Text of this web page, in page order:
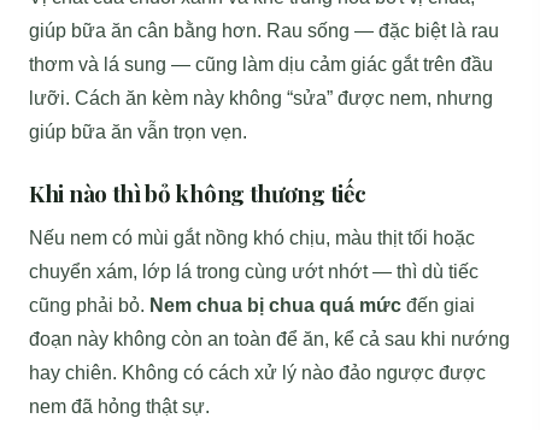
giúp bữa ăn cân bằng hơn. Rau sống — đặc biệt là rau
thơm và lá sung — cũng làm dịu cảm giác gắt trên đầu
lưỡi. Cách ăn kèm này không “sửa” được nem, nhưng
giúp bữa ăn vẫn trọn vẹn.
Khi nào thì bỏ không thương tiếc
Nếu nem có mùi gắt nồng khó chịu, màu thịt tối hoặc
chuyển xám, lớp lá trong cùng ướt nhớt — thì dù tiếc
cũng phải bỏ. Nem chua bị chua quá mức đến giai
đoạn này không còn an toàn để ăn, kể cả sau khi nướng
hay chiên. Không có cách xử lý nào đảo ngược được
nem đã hỏng thật sự.